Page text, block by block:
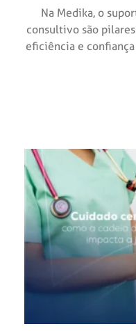
Na Medika, o
consultivo são
eficiência e